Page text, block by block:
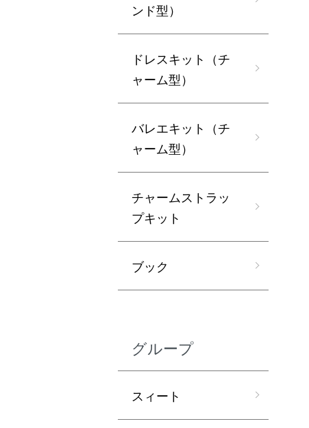
ンド型）
ドレスキット（チ
ャーム型）
バレエキット（チ
ャーム型）
チャームストラッ
プキット
ブック
グループ
スィート